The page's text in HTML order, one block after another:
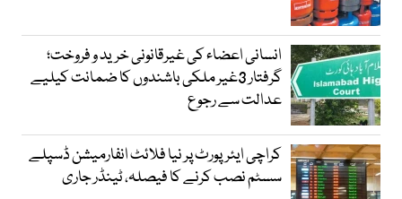
انسانی اعضاء کی غیرقانونی خرید و فروخت؛
گرفتار 3غیر ملکی باشندوں کا ضمانت کیلیے
عدالت سے رجوع
کراچی ایئرپورٹ پر نیا فلائٹ انفارمیشن ڈسپلے
سسٹم نصب کرنے کا فیصلہ، ٹینڈر جاری